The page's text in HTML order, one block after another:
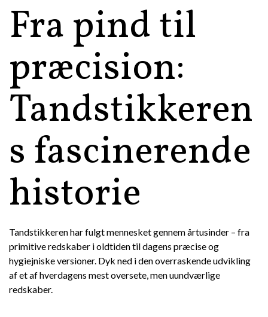
Fra pind til
præcision:
Tandstikkeren
s fascinerende
historie
Tandstikkeren har fulgt mennesket gennem årtusinder – fra
primitive redskaber i oldtiden til dagens præcise og
hygiejniske versioner. Dyk ned i den overraskende udvikling
af et af hverdagens mest oversete, men uundværlige
redskaber.